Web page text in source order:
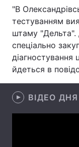
Техно і зв'язок
Зброя
Здоров'я
Цікавинки
"В
тестуванням
штаму "Дельта".
спеціально
йдеться в
ВІДЕО ДНЯ